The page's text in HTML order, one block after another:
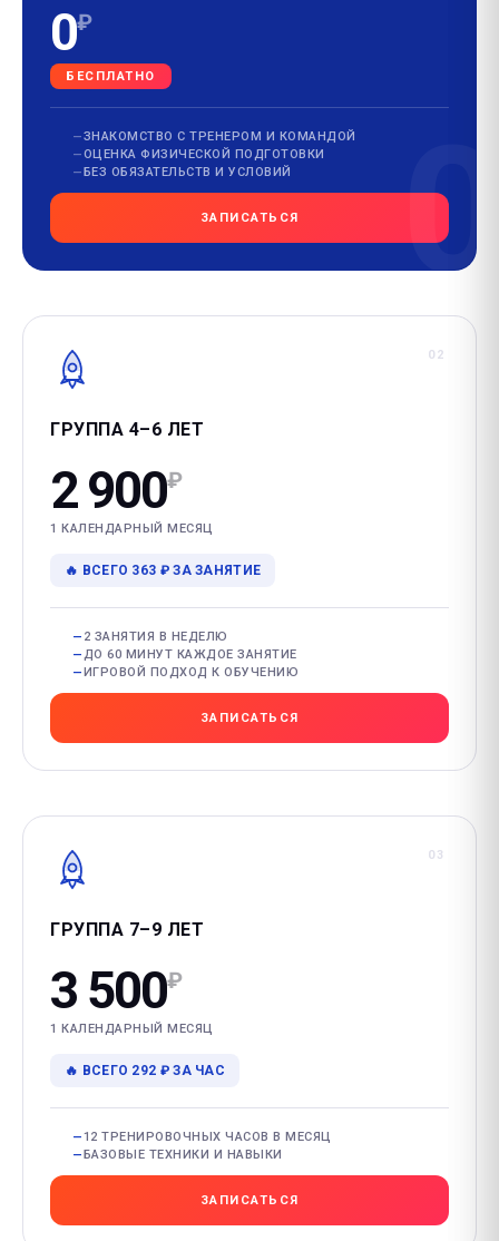
0₽
БЕСПЛАТНО
ЗНАКОМСТВО С ТРЕНЕРОМ И КОМАНДОЙ
ОЦЕНКА ФИЗИЧЕСКОЙ ПОДГОТОВКИ
БЕЗ ОБЯЗАТЕЛЬСТВ И УСЛОВИЙ
ЗАПИСАТЬСЯ
02
ГРУППА 4–6 ЛЕТ
2 900₽
1 КАЛЕНДАРНЫЙ МЕСЯЦ
🔥 ВСЕГО 363 ₽ ЗА ЗАНЯТИЕ
2 ЗАНЯТИЯ В НЕДЕЛЮ
ДО 60 МИНУТ КАЖДОЕ ЗАНЯТИЕ
ИГРОВОЙ ПОДХОД К ОБУЧЕНИЮ
ЗАПИСАТЬСЯ
03
ГРУППА 7–9 ЛЕТ
3 500₽
1 КАЛЕНДАРНЫЙ МЕСЯЦ
🔥 ВСЕГО 292 ₽ ЗА ЧАС
12 ТРЕНИРОВОЧНЫХ ЧАСОВ В МЕСЯЦ
БАЗОВЫЕ ТЕХНИКИ И НАВЫКИ
ЗАПИСАТЬСЯ